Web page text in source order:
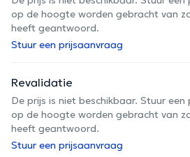
op de hoogte worden gebracht van
heeft geantwoord.
Stuur een prijsaanvraag
Revalidatie
De prijs is niet beschikbaar. Stuur
op de hoogte worden gebracht van
heeft geantwoord.
Stuur een prijsaanvraag